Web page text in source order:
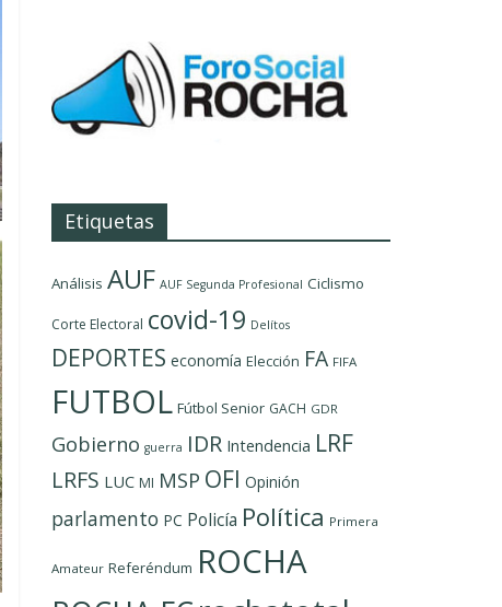
Etiquetas
Análisis AUF AUF Segunda Profesional Ciclismo
Corte Electoral covid-19 Delítos
DEPORTES economía Elección FA FIFA
FUTBOL Fútbol Senior GACH GDR
Gobierno guerra IDR Intendencia LRF
LRFS LUC MI MSP OFI Opinión
parlamento PC Policía Política Primera
Amateur Referéndum ROCHA